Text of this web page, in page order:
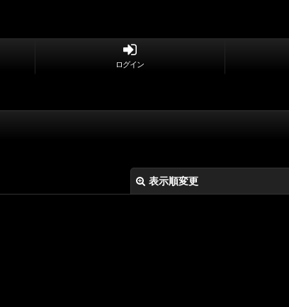
ログイン
表示順変更